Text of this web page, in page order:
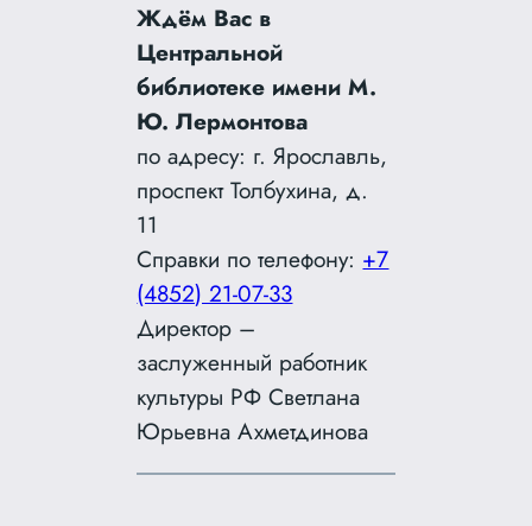
Ждём Вас в
Центральной
библиотеке имени М.
Ю. Лермонтова
по адресу: г. Ярославль,
проспект Толбухина, д.
11
Справки по телефону: +7
(4852) 21-07-33
Директор –
заслуженный работник
культуры РФ Светлана
Юрьевна Ахметдинова